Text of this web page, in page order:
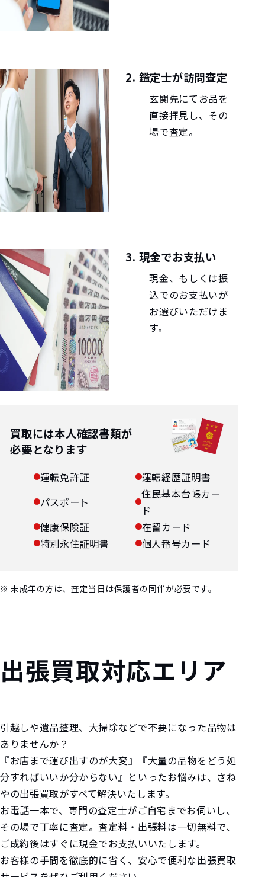
2. 鑑定士が訪問査定
玄関先にてお品を
直接拝見し、その
場で査定。
3. 現金でお支払い
現金、もしくは振
込でのお支払いが
お選びいただけま
す。
買取には本人確認書類が
必要となります
運転免許証
運転経歴証明書
パスポート
住民基本台帳カー
ド
健康保険証
在留カード
特別永住証明書
個人番号カード
※ 未成年の方は、査定当日は保護者の同伴が必要です。
出張買取対応エリア
引越しや遺品整理、大掃除などで不要になった品物は
ありませんか？
『お店まで運び出すのが大変』『大量の品物をどう処
分すればいいか分からない』といったお悩みは、さね
やの出張買取がすべて解決いたします。
お電話一本で、専門の査定士がご自宅までお伺いし、
その場で丁寧に査定。査定料・出張料は一切無料で、
ご成約後はすぐに現金でお支払いいたします。
お客様の手間を徹底的に省く、安心で便利な出張買取